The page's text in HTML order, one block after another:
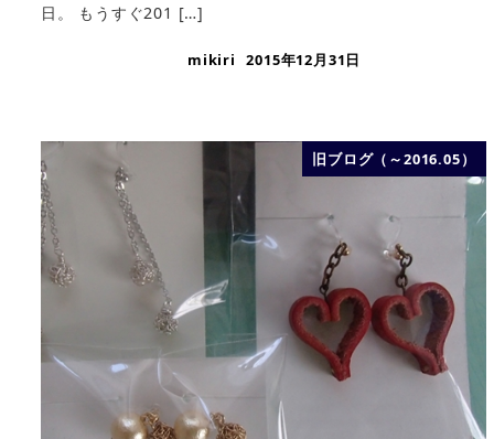
日。 もうすぐ201 […]
mikiri 2015年12月31日
旧ブログ（～2016.05）